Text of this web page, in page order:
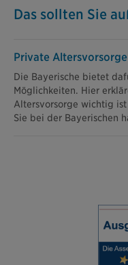
Das sollten Sie
Private Altersvorsorge
Die Bayerische bietet
Möglichkeiten. Hier
Altersvorsorge wichtig
Sie bei der Bayerischen